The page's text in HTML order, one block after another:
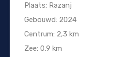
Plaats: Razanj
Gebouwd: 2024
Centrum: 2,3 km
Zee: 0,9 km